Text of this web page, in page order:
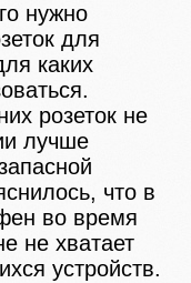
нужно
для
каких
розеток не
лучше
что в
во время
не хватает
устройств.